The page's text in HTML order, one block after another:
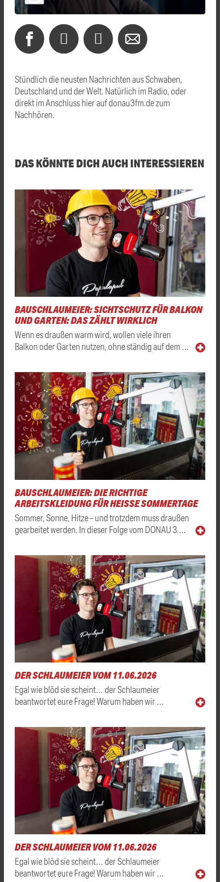
Stündlich die neusten Nachrichten aus Schwaben,
Deutschland und der Welt. Natürlich im Radio, oder
direkt im Anschluss hier auf donau3fm.de zum
Nachhören.
DAS KÖNNTE DICH AUCH INTERESSIEREN
BAUSCHLAUMEIER: SICHTSCHUTZ FÜR BALKON
UND GARTEN: DAS ZÄHLT WIRKLICH
Wenn es draußen warm wird, wollen viele ihren
Balkon oder Garten nutzen, ohne ständig auf dem …
BAUSCHLAUMEIER: DIE RICHTIGE
ARBEITSKLEIDUNG FÜR HEISSE SOMMERTAGE
Sommer, Sonne, Hitze – und trotzdem muss draußen
gearbeitet werden. In dieser Folge vom DONAU 3 …
DER SCHLAUMEIER VOM 11.06.2026
Egal wie blöd sie scheint… der Schlaumeier
beantwortet eure Frage! Warum haben wir …
DER SCHLAUMEIER VOM 11.06.2026
Egal wie blöd sie scheint… der Schlaumeier
beantwortet eure Frage! Warum haben wir …